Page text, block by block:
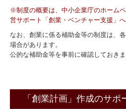
※制度の概要は、中小企業庁のホーム
営サポート「創業・ベンチャー支援」へ
なお、創業に係る補助金等の制度は、
場合があります。
公的な補助金等を事前に確認しておきま
「創業計画」作成のサポ